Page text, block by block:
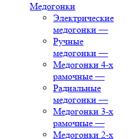
Медогонки
Электрические
медогонки —
Ручные
медогонки —
Медогонки 4-х
рамочные —
Радиальные
медогонки —
Медогонки 3-х
рамочные —
Медогонки 2-х